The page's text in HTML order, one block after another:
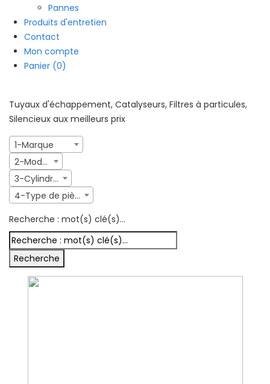
Pannes
Produits d'entretien
Contact
Mon compte
Panier (0)
Tuyaux d'échappement, Catalyseurs, Filtres à particules,
Silencieux aux meilleurs prix
1-Marque
2-Modèle
3-Cylindrée
4-Type de pièce
Recherche : mot(s) clé(s)...
Recherche